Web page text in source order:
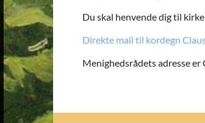
Du skal henvende dig til
Direkte mail til kordegn
Menighedsrådets adresse